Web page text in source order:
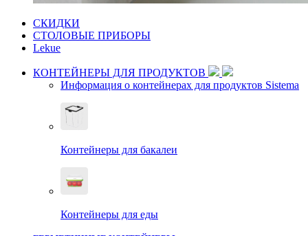
СКИДКИ
СТОЛОВЫЕ ПРИБОРЫ
Lekue
КОНТЕЙНЕРЫ ДЛЯ ПРОДУКТОВ
Информация о контейнерах для продуктов Sistema
Контейнеры для бакалеи
Контейнеры для еды